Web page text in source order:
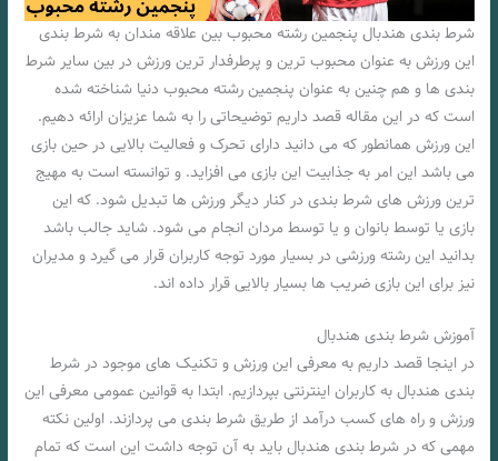
شرط بندی هندبال پنجمین رشته محبوب بین علاقه مندان به شرط بندی
این ورزش به عنوان محبوب ترین و پرطرفدار ترین ورزش در بین سایر شرط
بندی ها و هم چنین به عنوان پنجمین رشته محبوب دنیا شناخته شده
است که در این مقاله قصد داریم توضیحاتی را به شما عزیزان ارائه دهیم.
این ورزش همانطور که می دانید دارای تحرک و فعالیت بالایی در حین بازی
می باشد این امر به جذابیت این بازی می افزاید. و توانسته است به مهیج
ترین ورزش های شرط بندی در کنار دیگر ورزش ها تبدیل شود. که این
بازی یا توسط بانوان و یا توسط مردان انجام می شود. شاید جالب باشد
بدانید این رشته ورزشی در بسیار مورد توجه کاربران قرار می گیرد و مدیران
نیز برای این بازی ضریب ها بسیار بالایی قرار داده اند.
آموزش شرط بندی هندبال
در اینجا قصد داریم به معرفی این ورزش و تکنیک های موجود در شرط
بندی هندبال به کاربران اینترنتی بپردازیم. ابتدا به قوانین عمومی معرفی این
ورزش و راه های کسب درآمد از طریق شرط بندی می پردازند. اولین نکته
مهمی که در شرط بندی هندبال باید به آن توجه داشت این است که تمام